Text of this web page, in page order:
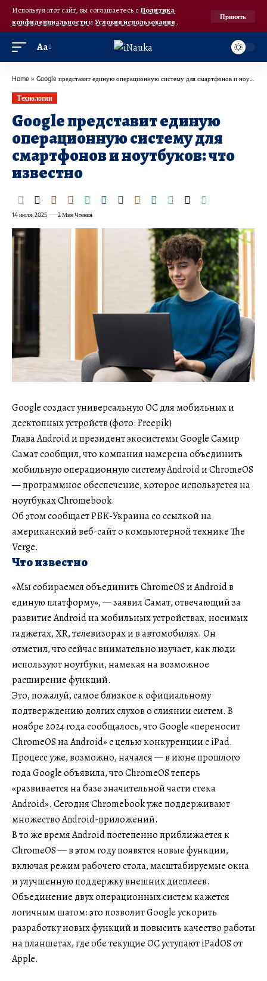
Используя этот сайт, вы соглашаетесь с Политика
конфиденциальностииУсловия использования.
Принять
Аа
Home » Google представит единую операционную систему для смартфонов и ноутбуков: что известно
Технологии
Google представит единую
операционную систему для
смартфонов и ноутбуков: что
известно
14 июля, 2025 2 Мин Чтения
Google создаст универсальную ОС для мобильных и
десктопных устройств (фото: Freepik)
Глава Android и президент экосистемы Google Самир
Самат сообщил, что компания намерена объединить
мобильную операционную систему Android и ChromeOS
— программное обеспечение, которое используется на
ноутбуках Chromebook.
Об этом сообщает РБК-Украина со ссылкой на
американский веб-сайт о компьютерной технике The
Verge.
Что известно
«Мы собираемся объединить ChromeOS и Android в
единую платформу», — заявил Самат, отвечающий за
развитие Android на мобильных устройствах, носимых
гаджетах, XR, телевизорах и в автомобилях. Он
отметил, что сейчас внимательно изучает, как люди
используют ноутбуки, намекая на возможное
расширение функций.
Это, пожалуй, самое близкое к официальному
подтверждению долгих слухов о слиянии систем. В
ноябре 2024 года сообщалось, что Google «переносит
ChromeOS на Android» с целью конкуренции с iPad.
Процесс уже, возможно, начался — в июне прошлого
года Google объявила, что ChromeOS теперь
«развивается на базе значительной части стека
Android». Сегодня Chromebook уже поддерживают
множество Android-приложений.
В то же время Android постепенно приближается к
ChromeOS — в этом году появятся новые функции,
включая режим рабочего стола, масштабируемые окна
и улучшенную поддержку внешних дисплеев.
Объединение двух операционных систем кажется
логичным шагом: это позволит Google ускорить
разработку новых функций и повысить качество работы
на планшетах, где обе текущие ОС уступают iPadOS от
Apple.